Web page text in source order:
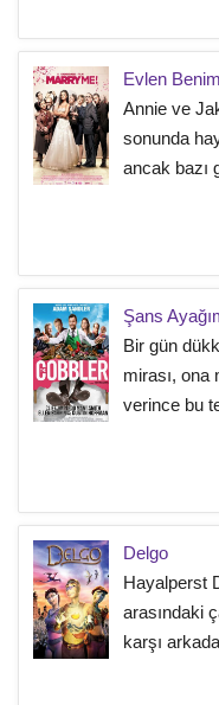
Evlen
Annie ve
sonunda
ancak bazı
Şans
Bir gün
mirası, ona
verince bu
Delgo
Hayalperst
arasındaki
karşı